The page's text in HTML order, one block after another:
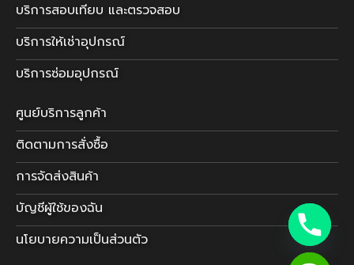
บริการสอบเทียบ และตรวจสอบ
บริการให้เช่าอุปกรณ์
บริการซ่อมอุปกรณ์
ศูนย์บริการลูกค้า
ติดตามการสั่งซื้อ
การจัดส่งสินค้า
บัญชีผู้ใช้ของฉัน
นโยบายความเป็นส่วนตัว